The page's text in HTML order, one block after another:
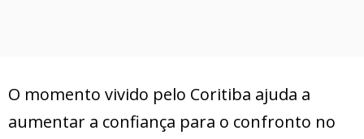
O momento vivido pelo Coritiba ajuda a
aumentar a confiança para o confronto no